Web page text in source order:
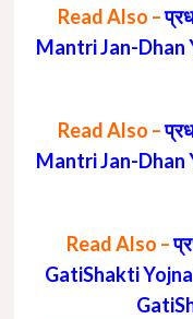
Read Also –
Mantri Jan-Dhan
Read Also –
Mantri Jan-Dhan
Read Also –
GatiShakti